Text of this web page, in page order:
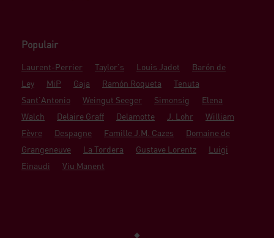
Populair
Laurent-Perrier Taylor's Louis Jadot
Barón de
Ley
MiP Gaja Ramón Roqueta
Tenuta
Sant'Antonio
Weingut Seeger Simonsig
Elena
Walch
Delaire Graff Delamotte J. Lohr
William
Fèvre
Despagne Famille J.M. Cazes
Domaine de
Grangeneuve
La Tordera Gustave Lorentz
Luigi
Einaudi
Viu Manent